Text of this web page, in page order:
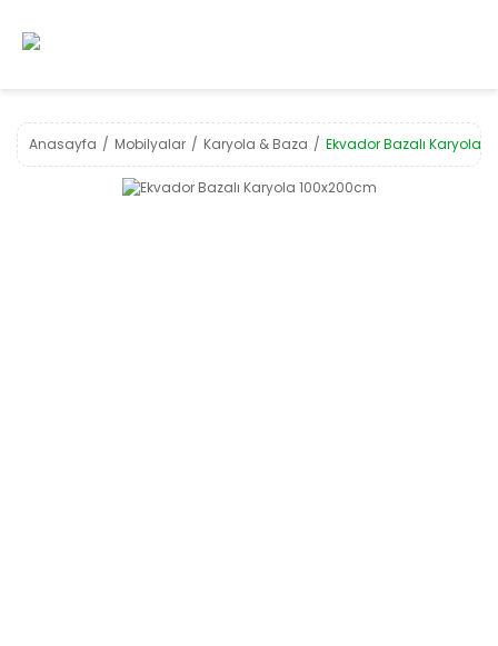
Anasayfa Mobilyalar Karyola & Baza Ekvador Bazalı Karyola